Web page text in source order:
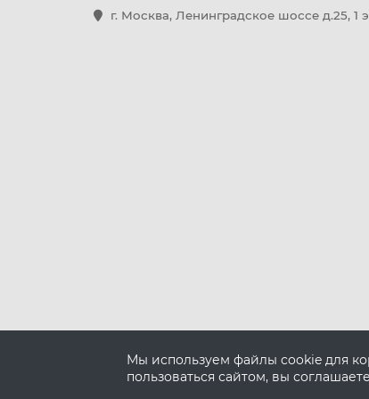
Мы используем файлы cookie для
пользоваться сайтом, вы
г. Москва, Ленинградское шоссе д.25, 1